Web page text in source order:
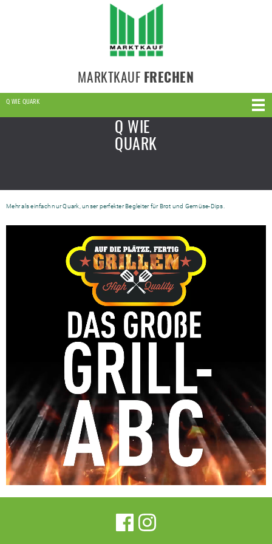
MARKTKAUF FRECHEN
Q WIE QUARK
Q WIE
QUARK
Mehr als einfach nur Quark, unser perfekter Begleiter für Brot und Gemüse-Dips.